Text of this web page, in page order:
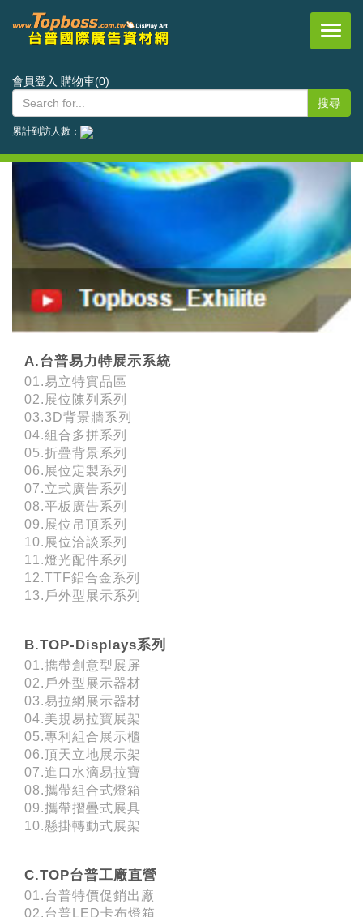
會員登入 購物車(0)
累計到訪人數：
A.台普易力特展示系統
01.易立特實品區
02.展位陳列系列
03.3D背景牆系列
04.組合多拼系列
05.折疊背景系列
06.展位定製系列
07.立式廣告系列
08.平板廣告系列
09.展位吊頂系列
10.展位洽談系列
11.燈光配件系列
12.TTF鋁合金系列
13.戶外型展示系列
B.TOP-Displays系列
01.擕帶創意型展屏
02.戶外型展示器材
03.易拉網展示器材
04.美規易拉寶展架
05.專利組合展示櫃
06.頂天立地展示架
07.進口水滴易拉寶
08.攜帶組合式燈箱
09.攜帶摺疊式展具
10.懸掛轉動式展架
C.TOP台普工廠直營
01.台普特價促銷出廠
02.台普LED卡布燈箱